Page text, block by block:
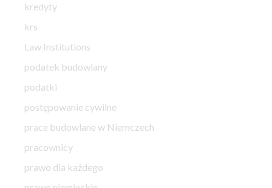
kredyty
krs
Law Institutions
podatek budowlany
podatki
postępowanie cywilne
prace budowlane w Niemczech
pracownicy
prawo dla każdego